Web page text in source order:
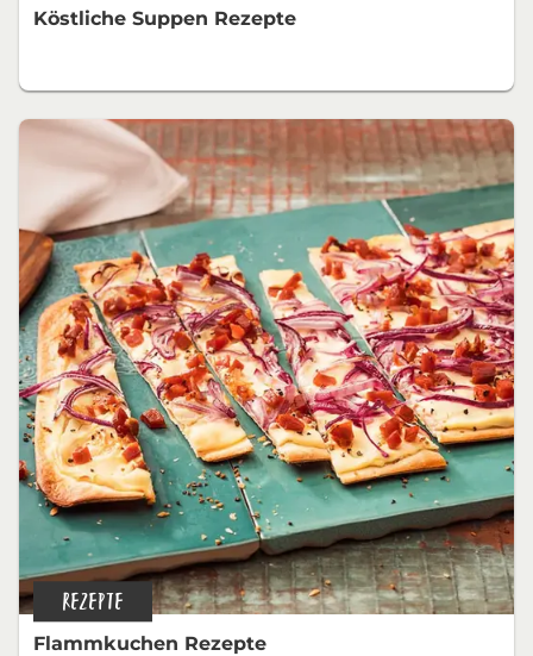
Köstliche Suppen Rezepte
REZEPTE
Flammkuchen Rezepte